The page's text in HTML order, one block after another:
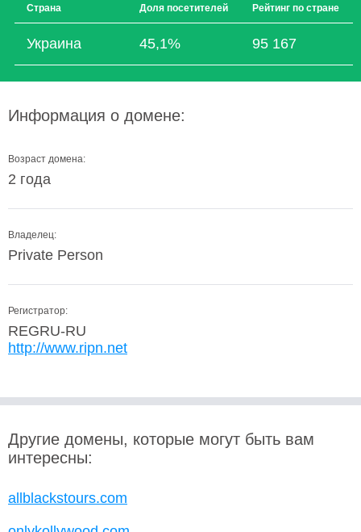
Страна Доля посетителей Рейтинг по стране
Украина 45,1% 95 167
Информация о домене:
Возраст домена:
2 года
Владелец:
Private Person
Регистратор:
REGRU-RU
http://www.ripn.net
Другие домены, которые могут быть вам
интересны:
allblackstours.com